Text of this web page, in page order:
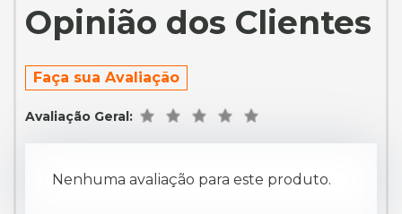
Opinião dos Clientes
Faça sua Avaliação
Avaliação Geral:
Nenhuma avaliação para este produto.